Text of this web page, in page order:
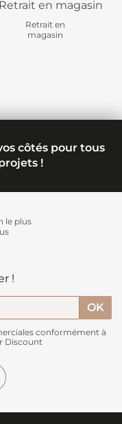
Retrait en
magasin
côtés pour tous
!
le plus
!
conformément à
Discount